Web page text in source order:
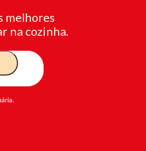
melhores
na cozinha.